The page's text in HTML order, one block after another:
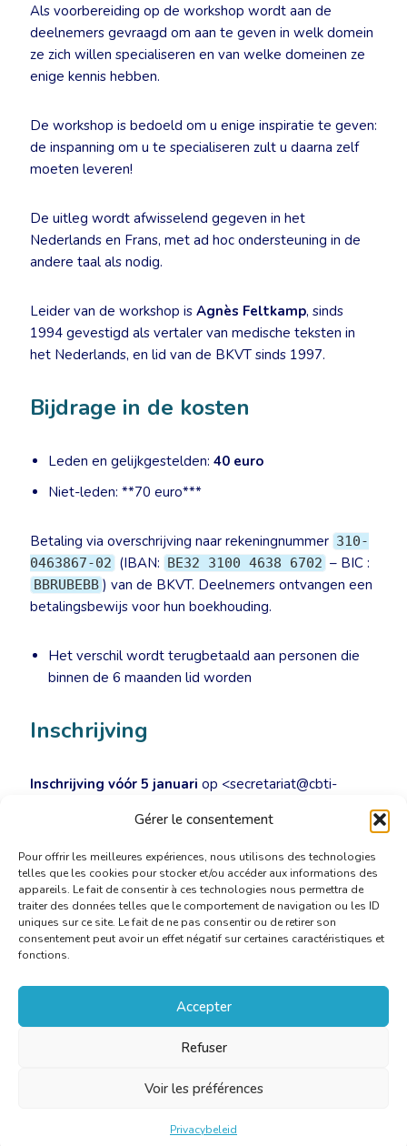
Gérer le consentement
Pour offrir les meilleures expériences, nous utilisons des technologies
telles que les cookies pour stocker et/ou accéder aux informations des
appareils. Le fait de consentir à ces technologies nous permettra de
traiter des données telles que le comportement de navigation ou les ID
uniques sur ce site. Le fait de ne pas consentir ou de retirer son
consentement peut avoir un effet négatif sur certaines caractéristiques et
fonctions.
Accepter
Refuser
Voir les préférences
Privacybeleid
Als voorbereiding op de workshop wordt aan de
deelnemers gevraagd om aan te geven in welk domein
ze zich willen specialiseren en van welke domeinen ze
enige kennis hebben.
De workshop is bedoeld om u enige inspiratie te geven:
de inspanning om u te specialiseren zult u daarna zelf
moeten leveren!
De uitleg wordt afwisselend gegeven in het
Nederlands en Frans, met ad hoc ondersteuning in de
andere taal als nodig.
Leider van de workshop is Agnès Feltkamp, sinds
1994 gevestigd als vertaler van medische teksten in
het Nederlands, en lid van de BKVT sinds 1997.
Bijdrage in de kosten
Leden en gelijkgestelden: 40 euro
Niet-leden: **70 euro***
Betaling via overschrijving naar rekeningnummer 310-
0463867-02 (IBAN: BE32 3100 4638 6702 – BIC :
BBRUBEBB ) van de BKVT. Deelnemers ontvangen een
betalingsbewijs voor hun boekhouding.
Het verschil wordt terugbetaald aan personen die
binnen de 6 maanden lid worden
Inschrijving
Inschrijving vóór 5 januari op <secretariat@cbti-
31 december 2014.